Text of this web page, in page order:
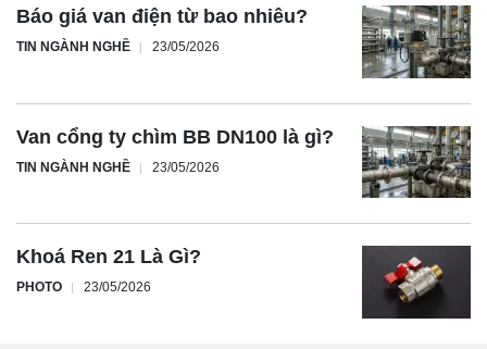
Báo giá van điện từ bao nhiêu?
TIN NGÀNH NGHỀ 23/05/2026
Van cổng ty chìm BB DN100 là gì?
TIN NGÀNH NGHỀ 23/05/2026
Khoá Ren 21 Là Gì?
PHOTO 23/05/2026